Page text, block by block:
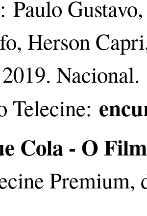
Paulo
Herson
Telecine:
Cola - O
Premium,